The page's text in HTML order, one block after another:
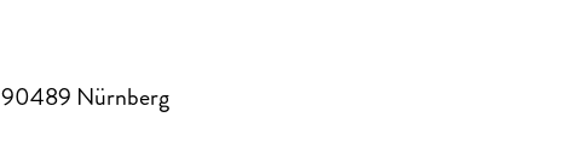
90489 Nürnberg